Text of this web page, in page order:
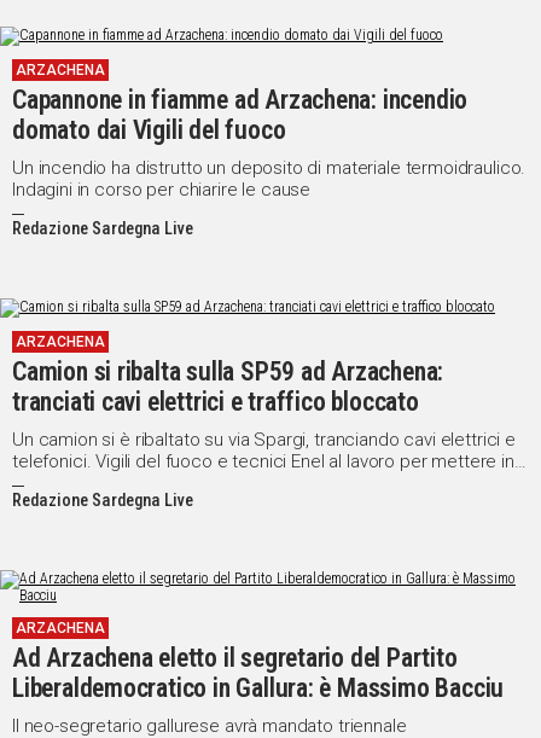
ARZACHENA
Capannone in fiamme ad Arzachena: incendio
domato dai Vigili del fuoco
Un incendio ha distrutto un deposito di materiale termoidraulico.
Indagini in corso per chiarire le cause
Redazione Sardegna Live
ARZACHENA
Camion si ribalta sulla SP59 ad Arzachena:
tranciati cavi elettrici e traffico bloccato
Un camion si è ribaltato su via Spargi, tranciando cavi elettrici e
telefonici. Vigili del fuoco e tecnici Enel al lavoro per mettere in
sicurezza l'area
Redazione Sardegna Live
ARZACHENA
Ad Arzachena eletto il segretario del Partito
Liberaldemocratico in Gallura: è Massimo Bacciu
Il neo-segretario gallurese avrà mandato triennale